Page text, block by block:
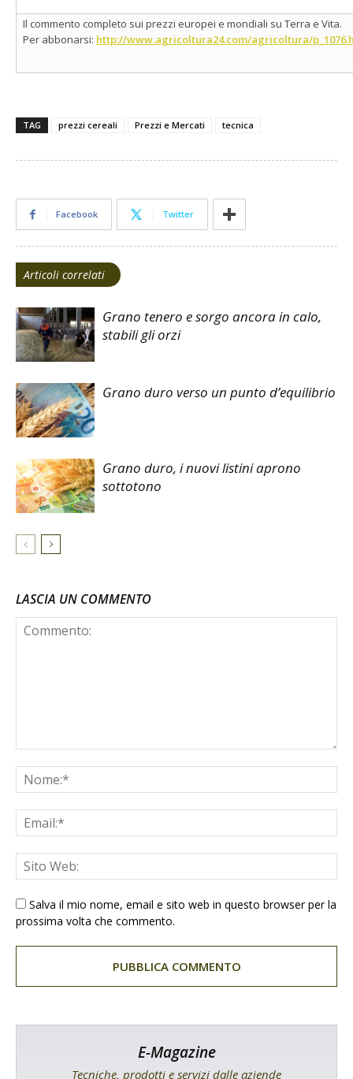
Il commento completo sui prezzi europei e mondiali su Terra e Vita.
Per abbonarsi: http://www.agricoltura24.com/agricoltura/
TAG prezzi cereali Prezzi e Mercati tecnica
Facebook Twitter
Articoli correlati
Grano tenero e sorgo ancora in calo,
stabili gli orzi
Grano duro verso un punto d’equilibrio
Grano duro, i nuovi listini aprono
sottotono
LASCIA UN COMMENTO
Salva il mio nome, email e sito web in questo browser per la
prossima volta che commento.
E-Magazine
Tecniche, prodotti e servizi dalle aziende